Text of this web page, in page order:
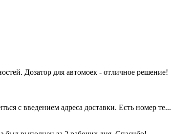
Дозатор для автомоек - отличное решение!
с введением адреса доставки. Есть номер те...